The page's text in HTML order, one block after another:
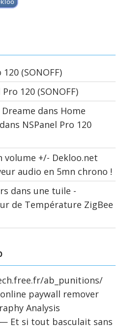
(SONOFF)
Pro 120 (SONOFF)
dans Home
dans NSPanel Pro 120
+/- Dekloo.net
audio en 5mn chrono !
dans une tuile -
de Température ZigBee
ab_punitions/
paywall remover
Analysis
Et si tout basculait sans